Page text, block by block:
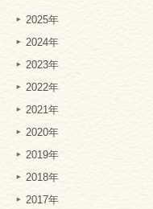
2025年
2024年
2023年
2022年
2021年
2020年
2019年
2018年
2017年